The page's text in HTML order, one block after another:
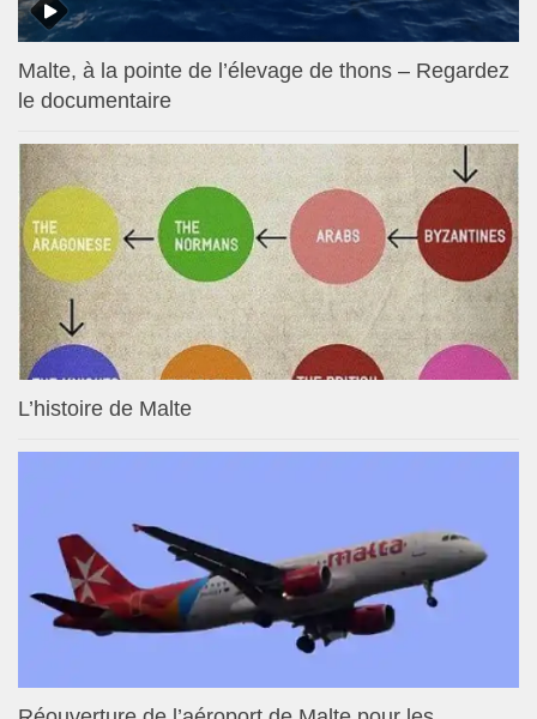
Malte, à la pointe de l’élevage de thons – Regardez
le documentaire
L’histoire de Malte